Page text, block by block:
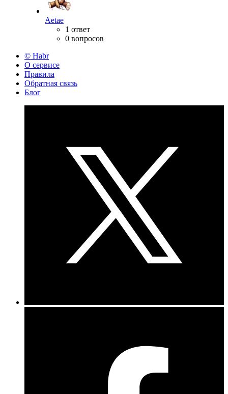
Aetae
1 ответ
0 вопросов
© Habr
О сервисе
Правила
Обратная связь
Блог